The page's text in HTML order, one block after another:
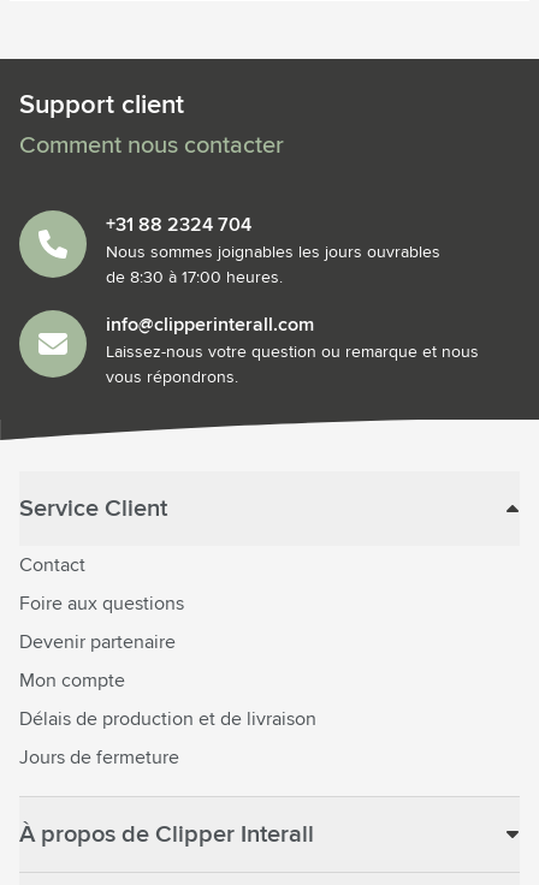
Support client
Comment nous contacter
+31 88 2324 704
Nous sommes joignables les jours ouvrables
de 8:30 à 17:00 heures.
info@clipperinterall.com
Laissez-nous votre question ou remarque et nous
vous répondrons.
Service Client
Contact
Foire aux questions
Devenir partenaire
Mon compte
Délais de production et de livraison
Jours de fermeture
À propos de Clipper Interall